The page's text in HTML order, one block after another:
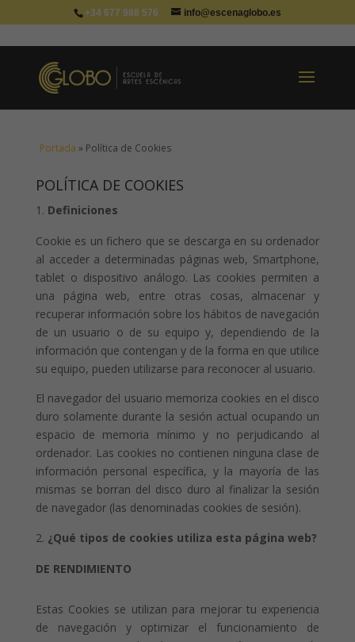
+34 677 988 576 info@escenaglobo.es
Portada » Política de Cookies
POLÍTICA DE COOKIES
Definiciones
Cookie es un fichero que se descarga en su ordenador
al acceder a determinadas páginas web, Smartphone,
tablet o dispositivo análogo. Las cookies permiten a
una página web, entre otras cosas, almacenar y
recuperar información sobre los hábitos de navegación
de un usuario o de su equipo y, dependiendo de la
información que contengan y de la forma en que utilice
su equipo, pueden utilizarse para reconocer al usuario.
El navegador del usuario memoriza cookies en el disco
duro solamente durante la sesión actual ocupando un
espacio de memoria mínimo y no perjudicando al
ordenador. Las cookies no contienen ninguna clase de
información personal específica, y la mayoría de las
mismas se borran del disco duro al finalizar la sesión
de navegador (las denominadas cookies de sesión).
¿Qué tipos de cookies utiliza esta página web?
DE RENDIMIENTO
Estas Cookies se utilizan para mejorar tu experiencia
de navegación y optimizar el funcionamiento de